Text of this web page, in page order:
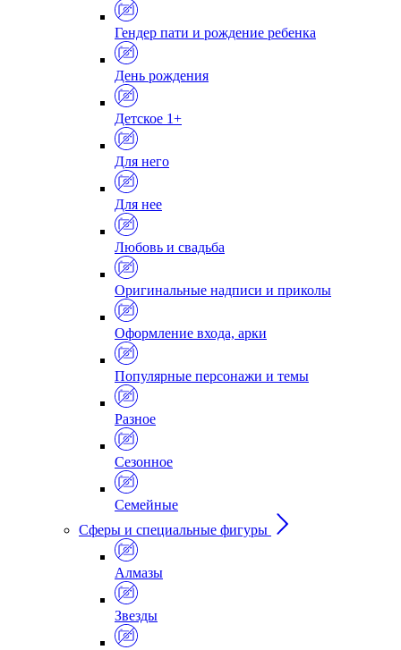
Гендер пати и рождение ребенка
День рождения
Детское 1+
Для него
Для нее
Любовь и свадьба
Оригинальные надписи и приколы
Оформление входа, арки
Популярные персонажи и темы
Разное
Сезонное
Семейные
Сферы и специальные фигуры
Алмазы
Звезды